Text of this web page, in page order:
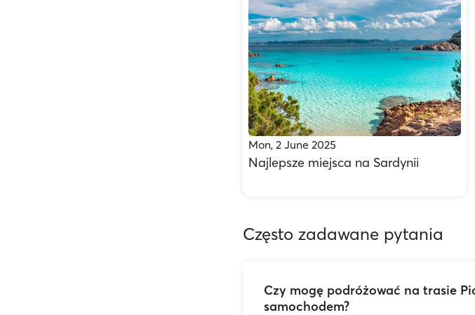
Mon, 2 June 2025
Najlepsze miejsca na Sardynii
Często zadawane pytania
Czy mogę podróżować na trasie
samochodem?